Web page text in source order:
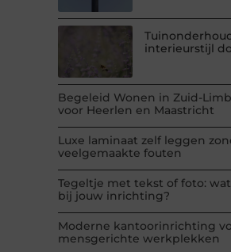
interieurstijl
Begeleid Wonen in Zuid-
voor Heerlen en Maastricht
Luxe laminaat zelf leggen
veelgemaakte fouten
Tegeltje met tekst of foto:
bij jouw inrichting?
Moderne kantoorinrichting
mensgerichte werkplekken